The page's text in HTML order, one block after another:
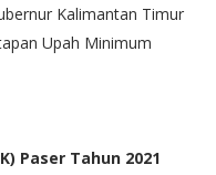
Kalimantan Timur
Upah Minimum
Paser Tahun 2021